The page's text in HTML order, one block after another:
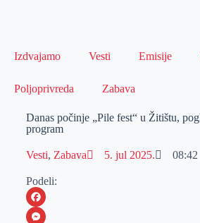
Izdvajamo Vesti Emisije
Poljoprivreda Zabava
Danas počinje „Pile fest“ u Žitištu,
program
Vesti, Zabava 5. jul 2025. 08:42
Podeli:
F